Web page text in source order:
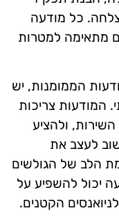
כל מודעה
מתאימה למטרות
הממומנות, יש
המודעות צריכות
ולהציע
לעצב את
הלב של הגולשים
יכול להשפיע על
הקטנים.